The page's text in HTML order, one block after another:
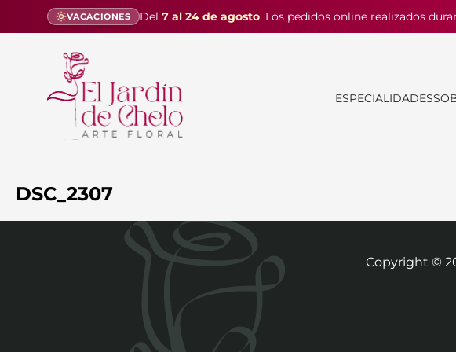
VACACIONES Del 7 al 24 de agosto. Los pedidos online realizados
ESPECIALIDADES
DSC_2307
Copyright ©